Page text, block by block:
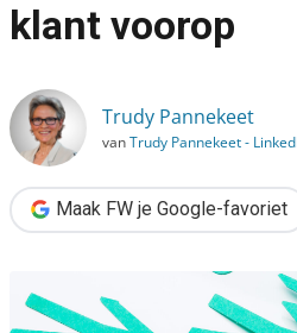
Leadgeneratie 3.0: persoonlijk
klant voorop
Trudy Pannekeet
vanTrudy Pannekeet -
Maak FW je Google-favoriet